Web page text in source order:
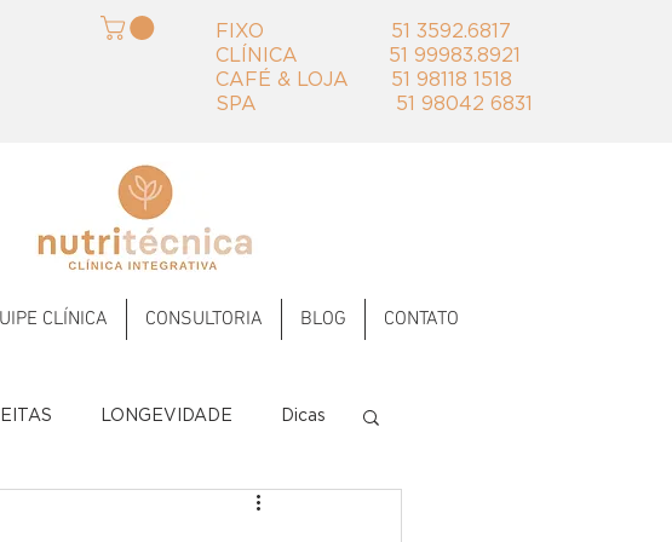
FIXO 51 3592.6817 ‭‭
CLÍNICA 51 99983.8921
​CAFÉ & LOJA 51 98118 1518
SPA 51 98042 6831
CLÍNICA CONSULTORIA BLOG CONTATO
LONGEVIDADE Dicas